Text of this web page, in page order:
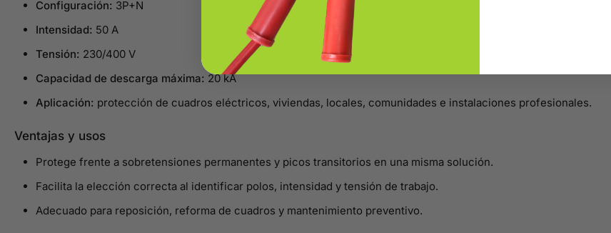
Configuración: 3P+N
Intensidad: 50 A
Tensión: 230/400 V
Capacidad de descarga máxima: 20 kA
Aplicación: protección de cuadros eléctricos, viviendas, locales, comunidades e instalaciones profesionales.
Ventajas y usos
Protege frente a sobretensiones permanentes y picos transitorios en una misma solución.
Facilita la elección correcta al identificar polos, intensidad y tensión de trabajo.
Adecuado para reposición, reforma de cuadros y mantenimiento preventivo.